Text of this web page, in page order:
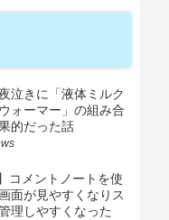
泣きに「液体ミルク
ォーマー」の組み合
的だった話
コメントノートを使
面が見やすくなりス
理しやすくなった